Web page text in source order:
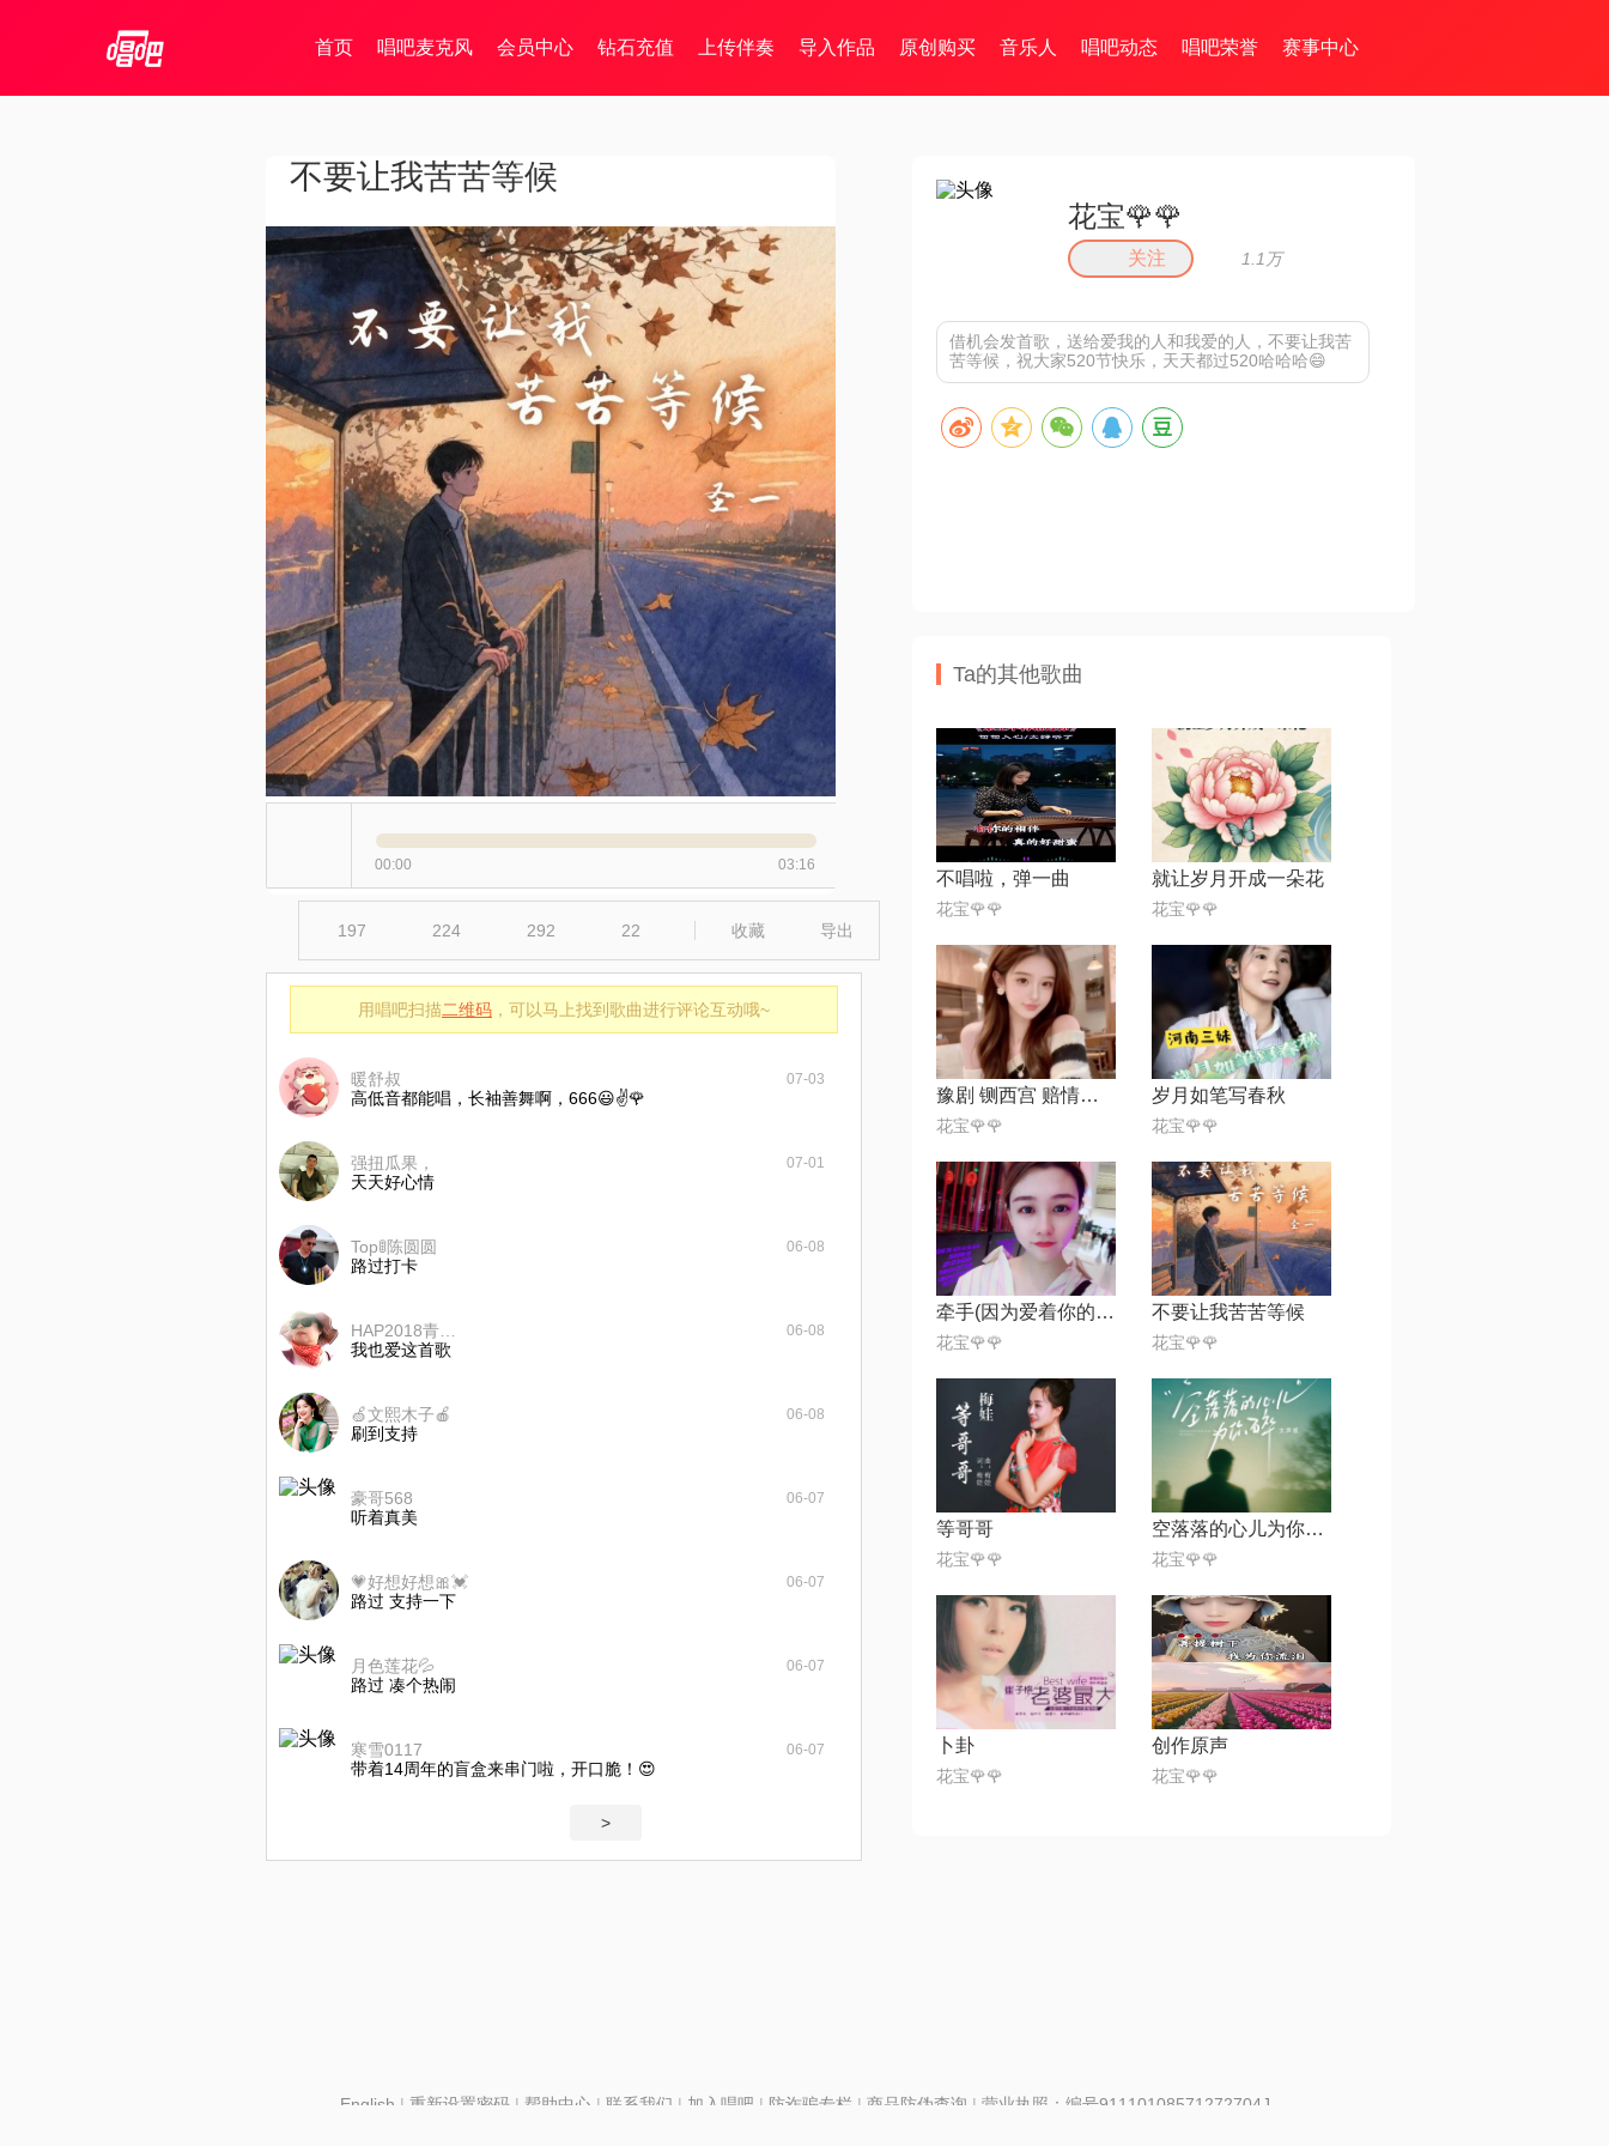
首页 唱吧麦克风 会员中心 钻石充值 上传伴奏 导入作品 原创购买 音乐人 唱吧动态 唱吧荣誉 赛事中心
不要让我苦苦等候
00:00 03:16
197 224 292 22 收藏 导出
用唱吧扫描二维码 ，可以马上找到歌曲进行评论互动哦~
暖舒叔 07-03
高低音都能唱，长袖善舞啊，666😃✌🌹
强扭瓜果， 07-01
天天好心情
Top🚦陈圆圆 06-08
路过打卡
06-08
我也爱这首歌
🍏文熙木子🍎 06-08
刷到支持
豪哥568 06-07
听着真美
💗好想好想🎀💓 06-07
路过 支持一下
月色莲花💦 06-07
路过 凑个热闹
寒雪0117 06-07
带着14周年的盲盒来串门啦，开口脆！😍
>
花宝🌹🌹
关注 1.1万
借机会发首歌，送给爱我的人和我爱的人，不要让我苦
苦等候，祝大家520节快乐，天天都过520哈哈哈😄
Ta的其他歌曲
不唱啦，弹一曲
花宝🌹🌹
就让岁月开成一朵花
花宝🌹🌹
豫剧 铡西宫 赔情一折【知慈制词】
花宝🌹🌹
岁月如笔写春秋
花宝🌹🌹
牵手(因为爱着你的爱)
花宝🌹🌹
不要让我苦苦等候
花宝🌹🌹
等哥哥
花宝🌹🌹
空落落的心儿为你碎【女声版】
花宝🌹🌹
卜卦
花宝🌹🌹
创作原声
花宝🌹🌹
English | 重新设置密码| 帮助中心 | 联系我们 | 加入唱吧 | 防诈骗专栏 | 商品防伪查询 | 营业执照：编号91110108571272704J